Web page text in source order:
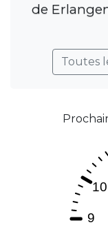
de
Toutes